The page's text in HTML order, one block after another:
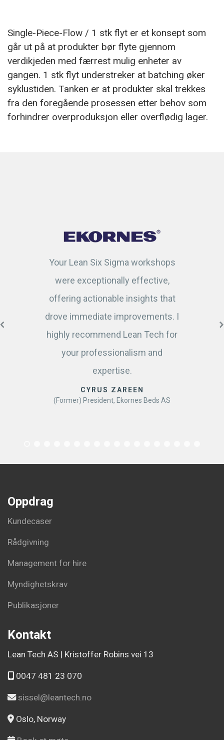
Single-Piece-Flow / 1 stk flyt er et konsept som
går ut på at produkter bør flyte gjennom
verdikjeden med færrest mulig enheter av
gangen. 1 stk flyt understreker at batching øker
syklustiden. Tanken er at produkter skal trekkes
fra den foregående prosessen etter behov som
forhindrer overproduksjon eller overflødig lager.
Your Lean Six Sigma workshops
were exceptionally effective,
offering actionable insights that
drove immediate improvements. I
highly recommend Lean Tech for
your professionalism and
expertise.
CYRUS ZAREEN
(Former) President, Ekornes Beds AS
Oppdrag
Kundecaser
Rådgivning
Management for hire
Myndighetskrav
Publikasjoner
Kontakt
Lean Tech AS | Kristoffer Robins vei 13
0047 481 23 070
sissel@leantech.no
Oslo, Norway